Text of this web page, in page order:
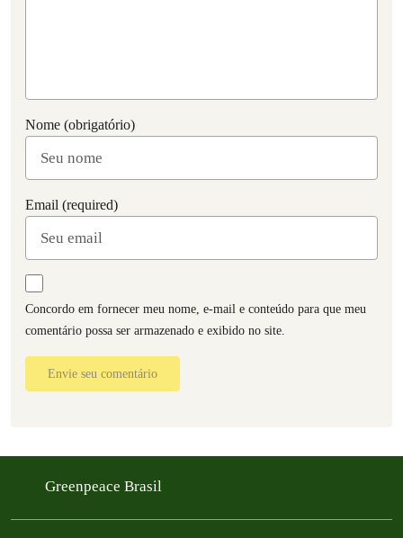
Nome (obrigatório)
Email (required)
Concordo em fornecer meu nome, e-mail e conteúdo para que meu
comentário possa ser armazenado e exibido no site.
Envie seu comentário
Greenpeace Brasil